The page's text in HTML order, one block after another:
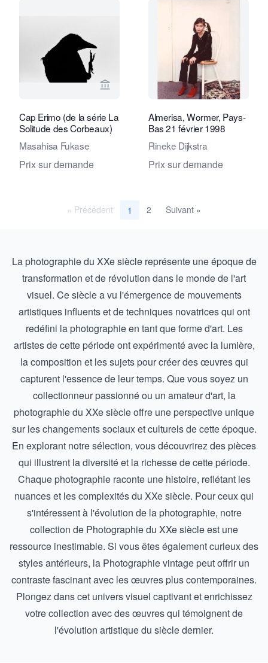
Voir la page vendeur de Fifty One
Cap Erimo (de la série La
Solitude des Corbeaux)
Masahisa Fukase
Prix sur demande
Voir la
Almerisa, Wormer, Pays-
Bas 21 février 1998
Rineke Dijkstra
Prix sur demande
« Précédent 1 2 Suivant »
La photographie du XXe siècle représente une époque de
transformation et de révolution dans le monde de l'art
visuel. Ce siècle a vu l'émergence de mouvements
artistiques influents et de techniques novatrices qui ont
redéfini la photographie en tant que forme d'art. Les
artistes de cette période ont expérimenté avec la lumière,
la composition et les sujets pour créer des œuvres qui
capturent l'essence de leur temps. Que vous soyez un
collectionneur passionné ou un amateur d'art, la
photographie du XXe siècle offre une perspective unique
sur les changements sociaux et culturels de cette époque.
En explorant notre sélection, vous découvrirez des pièces
qui illustrent la diversité et la richesse de cette période.
Chaque photographie raconte une histoire, reflétant les
nuances et les complexités du XXe siècle. Pour ceux qui
s'intéressent à l'évolution de la photographie, notre
collection de Photographie du XXe siècleest une
ressource inestimable. Si vous êtes également curieux des
styles antérieurs, la Photographie vintagepeut offrir un
contraste fascinant avec les œuvres plus contemporaines.
Plongez dans cet univers visuel captivant et enrichissez
votre collection avec des œuvres qui témoignent de
l'évolution artistique du siècle dernier.